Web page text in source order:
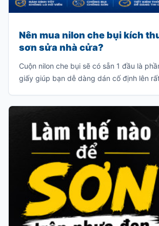
Nên mua nilon che bụi kích
sơn sửa nhà cửa?
Cuộn nilon che bụi sẽ có sẵn 1 đầu là
giấy giúp bạn dễ dàng dán cố định lên
để bạn có thể bung ra và che chắn bụi